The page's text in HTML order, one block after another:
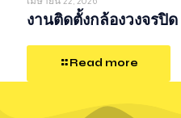
เมษายน 22, 2026
งานติดตั้งกล้องวงจรปิด
Read more